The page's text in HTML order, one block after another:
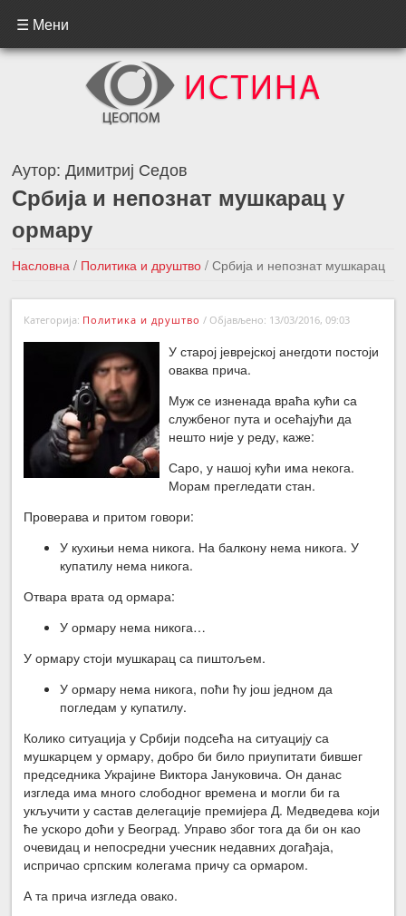
☰ Мени
Аутор:Димитриј Седов
Србија и непознат мушкарац у
ормару
Насловна / Политика и друштво / Србија и непознат мушкарац
у ормару
←Претходна вест
Следећа вест →
Категорија: Политика и друштво / Објављено: 13/03/2016, 09:03
У старој јеврејској анегдоти постоји
оваква прича.
Муж се изненада враћа кући са
службеног пута и осећајући да
нешто није у реду, каже:
Саро, у нашој кући има некога.
Морам прегледати стан.
Проверава и притом говори:
У кухињи нема никога. На балкону нема никога. У
купатилу нема никога.
Отвара врата од ормара:
У ормару нема никога…
У ормару стоји мушкарац са пиштољем.
У ормару нема никога, поћи ћу још једном да
погледам у купатилу.
Колико ситуација у Србији подсећа на ситуацију са
мушкарцем у ормару, добро би било приупитати бившег
председника Украјине Виктора Јануковича. Он данас
изгледа има много слободног времена и могли би га
укључити у састав делегације премијера Д. Медведева који
ће ускоро доћи у Београд. Управо због тога да би он као
очевидац и непосредни учесник недавних догађаја,
испричао српским колегама причу са ормаром.
А та прича изгледа овако.